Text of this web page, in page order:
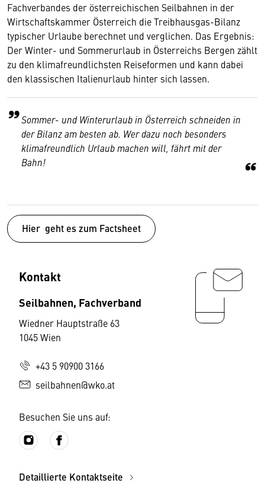
Fachverbandes der österreichischen Seilbahnen in der
Wirtschaftskammer Österreich die Treibhausgas-Bilanz
typischer Urlaube berechnet und verglichen. Das Ergebnis:
Der Winter- und Sommerurlaub in Österreichs Bergen zählt
zu den klimafreundlichsten Reiseformen und kann dabei
den klassischen Italienurlaub hinter sich lassen.
Sommer- und Winterurlaub in Österreich schneiden in
der Bilanz am besten ab. Wer dazu noch besonders
klimafreundlich Urlaub machen will, fährt mit der
Bahn!
Hier geht es zum Factsheet
Kontakt
Seilbahnen, Fachverband
Wiedner Hauptstraße 63
1045 Wien
+43 5 90900 3166
seilbahnen@wko.at
Besuchen Sie uns auf:
Detaillierte Kontaktseite